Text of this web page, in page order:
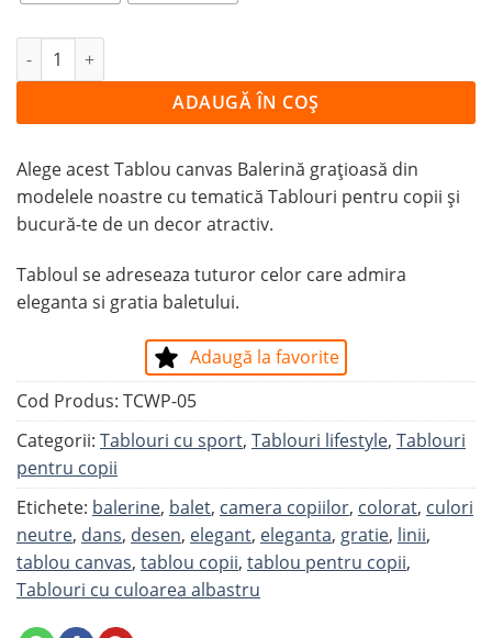
Cantitate Tablou Balerină grațioasă
ADAUGĂ ÎN COȘ
Alege acest Tablou canvas Balerină grațioasă din
modelele noastre cu tematică Tablouri pentru copii și
bucură-te de un decor atractiv.
Tabloul se adreseaza tuturor celor care admira
eleganta si gratia baletului.
Adaugă la favorite
Cod Produs: TCWP-05
Categorii: Tablouri cu sport, Tablouri lifestyle, Tablouri
pentru copii
Etichete: balerine, balet, camera copiilor, colorat, culori
neutre, dans, desen, elegant, eleganta, gratie, linii,
tablou canvas, tablou copii, tablou pentru copii,
Tablouri cu culoarea albastru